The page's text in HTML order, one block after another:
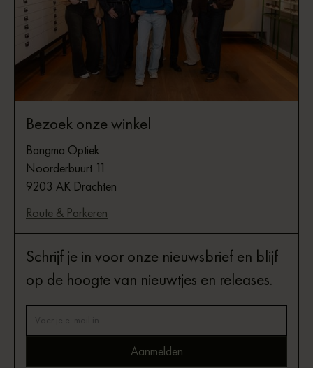
Bezoek onze winkel
Bangma Optiek
Noorderbuurt 11
9203 AK Drachten
Route & Parkeren
Schrijf je in voor onze nieuwsbrief en blijf
op de hoogte van nieuwtjes en releases.